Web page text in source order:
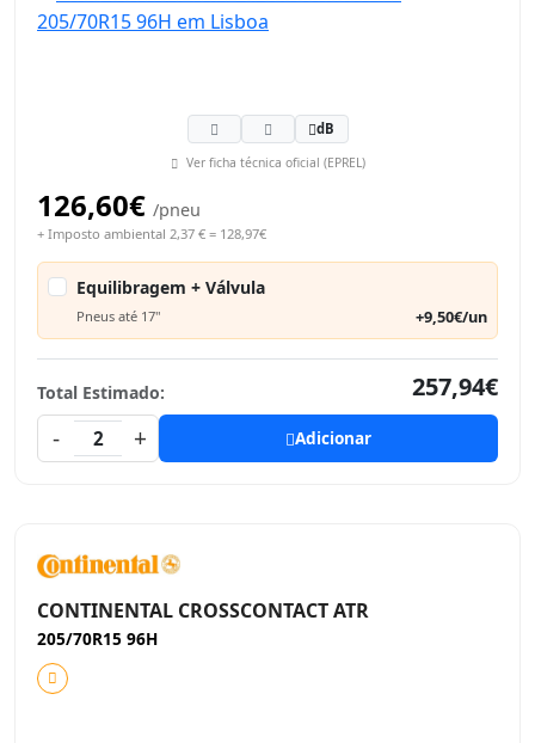
dB
Ver ficha técnica oficial (EPREL)
126,60€ /pneu
+ Imposto ambiental 2,37 € = 128,97€
Equilibragem + Válvula
Pneus até 17" +9,50€/un
Total Estimado:
257,94€
-
2 + Adicionar
CONTINENTAL CROSSCONTACT ATR
205/70R15 96H